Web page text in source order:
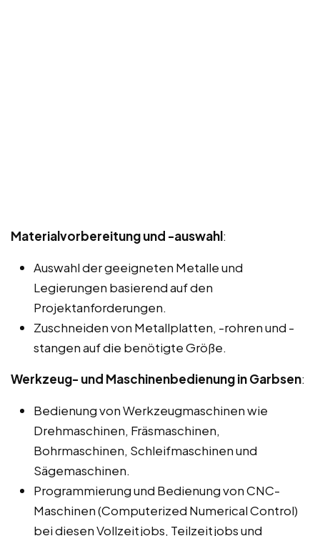
Materialvorbereitung und -auswahl:
Auswahl der geeigneten Metalle und
Legierungen basierend auf den
Projektanforderungen.
Zuschneiden von Metallplatten, -rohren und -
stangen auf die benötigte Größe.
Werkzeug- und Maschinenbedienung in Garbsen:
Bedienung von Werkzeugmaschinen wie
Drehmaschinen, Fräsmaschinen,
Bohrmaschinen, Schleifmaschinen und
Sägemaschinen.
Programmierung und Bedienung von CNC-
Maschinen (Computerized Numerical Control)
bei diesen Vollzeitjobs, Teilzeitjobs und